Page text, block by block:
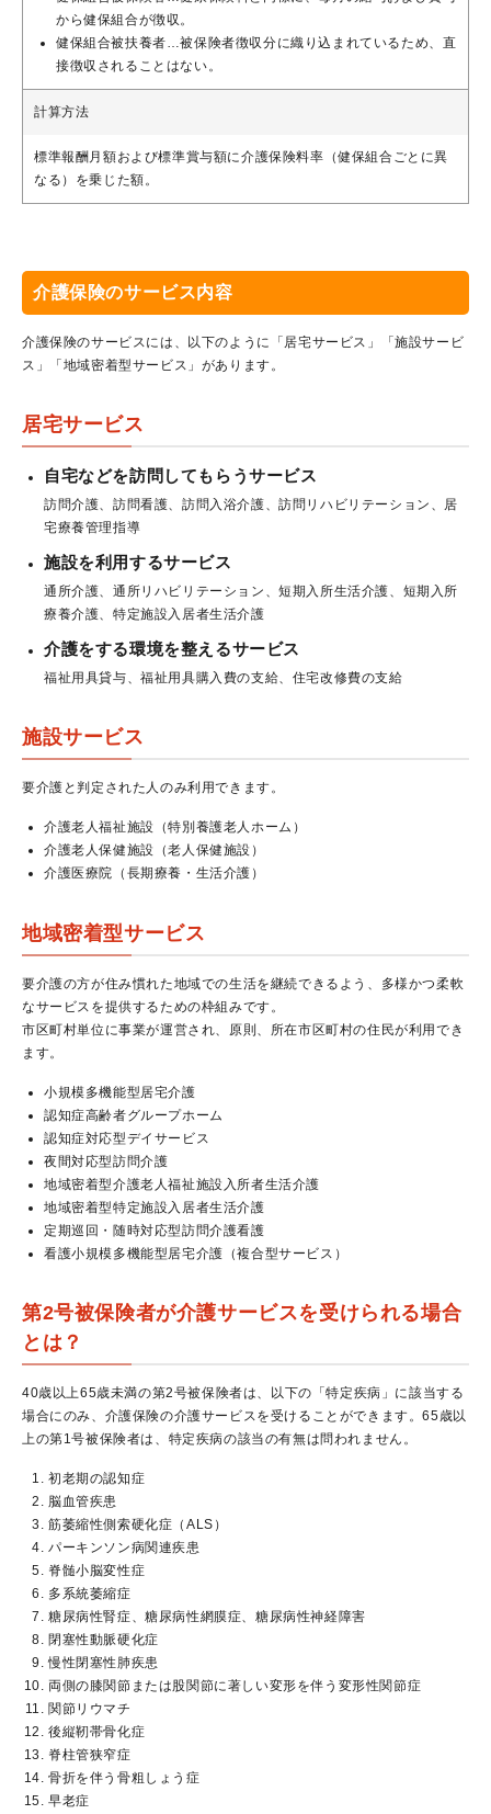
から健保組合が徴収。
健保組合被扶養者…被保険者徴収分に織り込まれているため、直
接徴収されることはない。
計算方法
標準報酬月額および標準賞与額に介護保険料率（健保組合ごとに異
なる）を乗じた額。
介護保険のサービス内容
介護保険のサービスには、以下のように「居宅サービス」「施設サービ
ス」「地域密着型サービス」があります。
居宅サービス
自宅などを訪問してもらうサービス
訪問介護、訪問看護、訪問入浴介護、訪問リハビリテーション、居
宅療養管理指導
施設を利用するサービス
通所介護、通所リハビリテーション、短期入所生活介護、短期入所
療養介護、特定施設入居者生活介護
介護をする環境を整えるサービス
福祉用具貸与、福祉用具購入費の支給、住宅改修費の支給
施設サービス
要介護と判定された人のみ利用できます。
介護老人福祉施設（特別養護老人ホーム）
介護老人保健施設（老人保健施設）
介護医療院（長期療養・生活介護）
地域密着型サービス
要介護の方が住み慣れた地域での生活を継続できるよう、多様かつ柔軟
なサービスを提供するための枠組みです。
市区町村単位に事業が運営され、原則、所在市区町村の住民が利用でき
ます。
小規模多機能型居宅介護
認知症高齢者グループホーム
認知症対応型デイサービス
夜間対応型訪問介護
地域密着型介護老人福祉施設入所者生活介護
地域密着型特定施設入居者生活介護
定期巡回・随時対応型訪問介護看護
看護小規模多機能型居宅介護（複合型サービス）
第2号被保険者が介護サービスを受けられる場合
とは？
40歳以上65歳未満の第2号被保険者は、以下の「特定疾病」に該当する
場合にのみ、介護保険の介護サービスを受けることができます。65歳以
上の第1号被保険者は、特定疾病の該当の有無は問われません。
初老期の認知症
脳血管疾患
筋萎縮性側索硬化症（ALS）
パーキンソン病関連疾患
脊髄小脳変性症
多系統萎縮症
糖尿病性腎症、糖尿病性網膜症、糖尿病性神経障害
閉塞性動脈硬化症
慢性閉塞性肺疾患
両側の膝関節または股関節に著しい変形を伴う変形性関節症
関節リウマチ
後縦靭帯骨化症
脊柱管狭窄症
骨折を伴う骨粗しょう症
早老症